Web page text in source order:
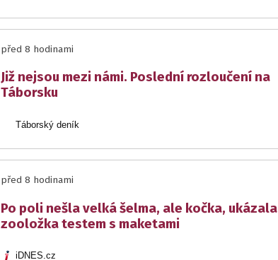
před 8 hodinami
Již nejsou mezi námi. Poslední rozloučení na
Táborsku
Táborský deník
před 8 hodinami
Po poli nešla velká šelma, ale kočka, ukázala
zooložka testem s maketami
iDNES.cz